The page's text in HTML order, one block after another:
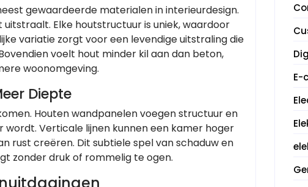
gewaardeerde materialen in interieurdesign.
Elke houtstructuur is uniek, waardoor
variatie zorgt voor een levendige uitstraling die
voelt hout minder kil aan dan beton,
woonomgeving.
Diepte
Houten wandpanelen voegen structuur en
Verticale lijnen kunnen een kamer hoger
rust creëren. Dit subtiele spel van schaduw en
zonder druk of rommelig te ogen.
E-